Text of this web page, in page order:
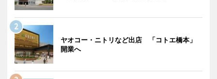
ヤオコー・ニトリなど出店 「コトエ橋本」
開業へ